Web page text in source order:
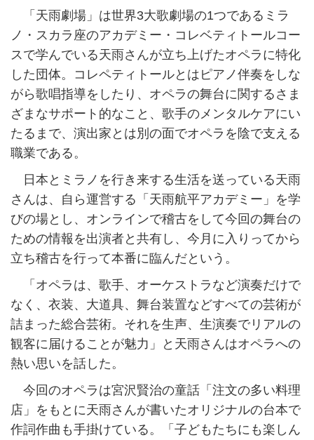
「天雨劇場」は世界3大歌劇場の1つであるミラ
ノ・スカラ座のアカデミー・コレベティトールコー
スで学んでいる天雨さんが立ち上げたオペラに特化
した団体。コレペティトールとはピアノ伴奏をしな
がら歌唱指導をしたり、オペラの舞台に関するさま
ざまなサポート的なこと、歌手のメンタルケアにい
たるまで、演出家とは別の面でオペラを陰で支える
職業である。
日本とミラノを行き来する生活を送っている天雨
さんは、自ら運営する「天雨航平アカデミー」を学
びの場とし、オンラインで稽古をして今回の舞台の
ための情報を出演者と共有し、今月に入りってから
立ち稽古を行って本番に臨んだという。
「オペラは、歌手、オーケストラなど演奏だけで
なく、衣装、大道具、舞台装置などすべての芸術が
詰まった総合芸術。それを生声、生演奏でリアルの
観客に届けることが魅力」と天雨さんはオペラへの
熱い思いを話した。
今回のオペラは宮沢賢治の童話「注文の多い料理
店」をもとに天雨さんが書いたオリジナルの台本で
作詞作曲も手掛けている。「子どもたちにも楽しん